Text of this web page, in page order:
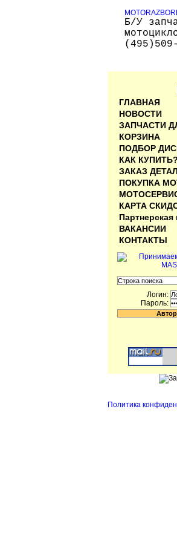
Б/У
ГЛАВНАЯ
НОВОСТИ
ЗАПЧАСТИ
КОРЗИНА
ПОДБОР
КАК КУПИТЬ?
ЗАКАЗ
ПОКУПКА
КАРТА
ВАКАНСИИ
КОНТАКТЫ
Логин:
Пароль:
Политика